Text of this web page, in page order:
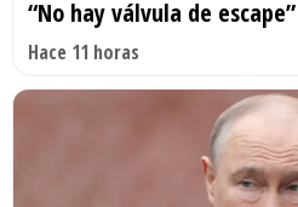
“No hay válvula de escape”
Hace 11 horas